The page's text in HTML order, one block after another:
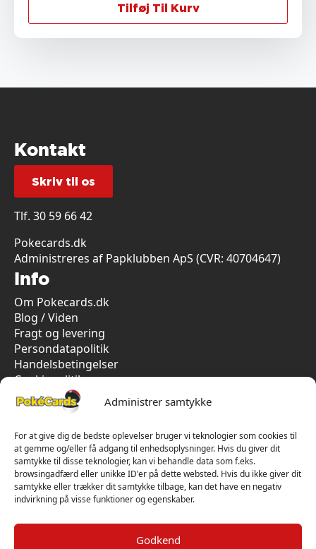
Administrer samtykke
For at give dig de bedste oplevelser bruger vi teknologier som cookies til
at gemme og/eller få adgang til enhedsoplysninger. Hvis du giver dit
samtykke til disse teknologier, kan vi behandle data som f.eks.
browsingadfærd eller unikke ID'er på dette websted. Hvis du ikke giver dit
samtykke eller trækker dit samtykke tilbage, kan det have en negativ
indvirkning på visse funktioner og egenskaber.
Godkend
Tilføj Til Kurv
Kontakt
Skriv til os
Tlf. 30 59 66 42
Pokecards.dk
Administreres af Papklubben ApS (CVR: 40704647)
Info
Om Pokecards.dk
Blog / Viden
Fragt og levering
Persondatapolitik
Handelsbetingelser
Cookiepolitik
Vi har kun 5-stjernet anmeldelser på Trustpilot